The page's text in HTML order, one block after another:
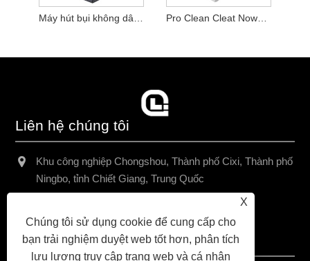
Pro Clean Cleat Nows Vacuum Chất tẩy rửa
Liên hệ chúng tôi
Khu công nghiệp Chongshou, Thành phố Cixi, Thành phố
Ningbo, tỉnh Chiết Giang, Trung Quốc
chriswang@yah.asia
X
Chúng tôi sử dụng cookie để cung cấp cho
bạn trải nghiệm duyệt web tốt hơn, phân tích
lưu lượng truy cập trang web và cá nhân